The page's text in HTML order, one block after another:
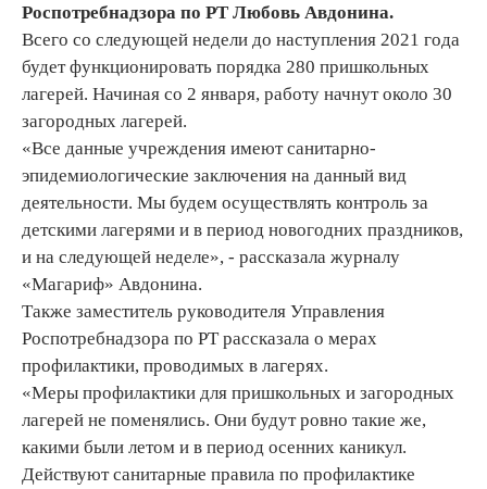
Роспотребнадзора по РТ Любовь Авдонина.
Всего со следующей недели до наступления 2021 года
будет функционировать порядка 280 пришкольных
лагерей. Начиная со 2 января, работу начнут около 30
загородных лагерей.
«Все данные учреждения имеют санитарно-
эпидемиологические заключения на данный вид
деятельности. Мы будем осуществлять контроль за
детскими лагерями и в период новогодних праздников,
и на следующей неделе», - рассказала журналу
«Магариф» Авдонина.
Также заместитель руководителя Управления
Роспотребнадзора по РТ рассказала о мерах
профилактики, проводимых в лагерях.
«Меры профилактики для пришкольных и загородных
лагерей не поменялись. Они будут ровно такие же,
какими были летом и в период осенних каникул.
Действуют санитарные правила по профилактике